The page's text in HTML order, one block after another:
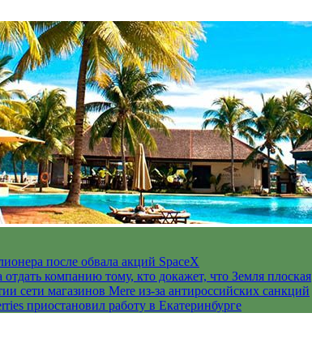
после обвала акций SpaceX
компанию тому, кто докажет, что Земля плоская
сети магазинов Mere из-за антироссийских санкций
приостановил работу в Екатеринбурге